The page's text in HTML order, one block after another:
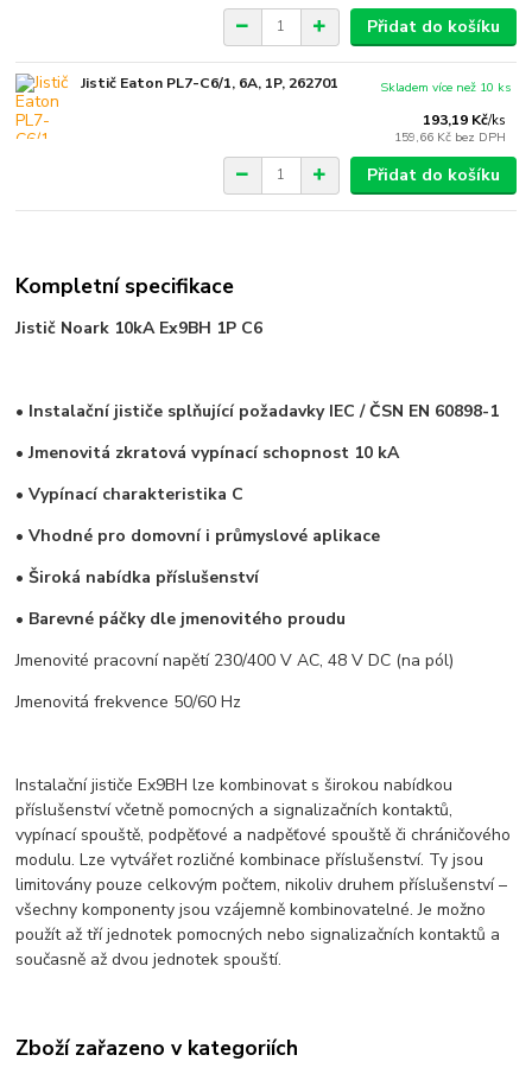
Přidat do košíku
Jistič Eaton PL7-C6/1, 6A, 1P, 262701
193,19 Kč/ks
159,66 Kč bez DPH
Skladem více než 10 ks
Přidat do košíku
Kompletní specifikace
Jistič Noark 10kA Ex9BH 1P C6
• Instalační jističe splňující požadavky IEC / ČSN EN 60898-1
• Jmenovitá zkratová vypínací schopnost 10 kA
• Vypínací charakteristika C
• Vhodné pro domovní i průmyslové aplikace
• Široká nabídka příslušenství
• Barevné páčky dle jmenovitého proudu
Jmenovité pracovní napětí 230/400 V AC, 48 V DC (na pól)
Jmenovitá frekvence 50/60 Hz
Instalační jističe Ex9BH lze kombinovat s širokou nabídkou
příslušenství včetně pomocných a signalizačních kontaktů,
vypínací spouště, podpěťové a nadpěťové spouště či chráničového
modulu. Lze vytvářet rozličné kombinace příslušenství. Ty jsou
limitovány pouze celkovým počtem, nikoliv druhem příslušenství –
všechny komponenty jsou vzájemně kombinovatelné. Je možno
použít až tří jednotek pomocných nebo signalizačních kontaktů a
současně až dvou jednotek spouští.
Zboží zařazeno v kategoriích